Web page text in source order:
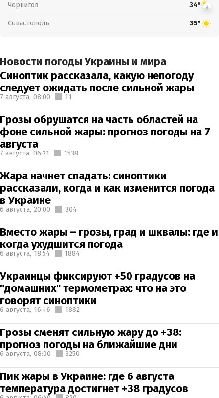
Чернигов 34°
Севастополь 35°
Новости погоды Украины и мира
Синоптик рассказала, какую непогоду
следует ожидать после сильной жары
7 августа, 08:00 11
Грозы обрушатся на часть областей на
фоне сильной жары: прогноз погоды на 7
августа
7 августа, 06:21 1538
Жара начнет спадать: синоптики
рассказали, когда и как изменится погода
в Украине
6 августа, 20:00 804
Вместо жары – грозы, град и шквалы: где и
когда ухудшится погода
6 августа, 18:54 1884
Украинцы фиксируют +50 градусов на
"домашних" термометрах: что на это
говорят синоптики
6 августа, 16:46 1882
Грозы сменят сильную жару до +38:
прогноз погоды на ближайшие дни
6 августа, 08:00 3250
Пик жары в Украине: где 6 августа
температура достигнет +38 градусов